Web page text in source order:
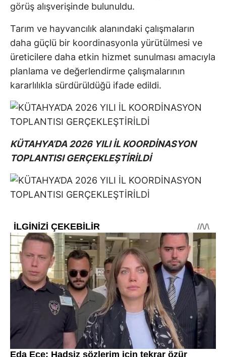
görüş alışverişinde bulunuldu.
Tarım ve hayvancılık alanındaki çalışmaların
daha güçlü bir koordinasyonla yürütülmesi ve
üreticilere daha etkin hizmet sunulması amacıyla
planlama ve değerlendirme çalışmalarının
kararlılıkla sürdürüldüğü ifade edildi.
KÜTAHYA’DA 2026 YILI İL KOORDİNASYON
TOPLANTISI GERÇEKLEŞTİRİLDİ